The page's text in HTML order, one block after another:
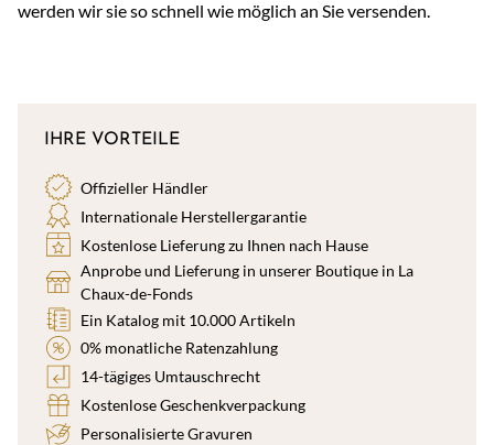
werden wir sie so schnell wie möglich an Sie versenden.
IHRE VORTEILE
Offizieller Händler
Internationale Herstellergarantie
Kostenlose Lieferung zu Ihnen nach Hause
Anprobe und Lieferung in unserer Boutique in La
Chaux-de-Fonds
Ein Katalog mit 10.000 Artikeln
0% monatliche Ratenzahlung
14-tägiges Umtauschrecht
Kostenlose Geschenkverpackung
Personalisierte Gravuren